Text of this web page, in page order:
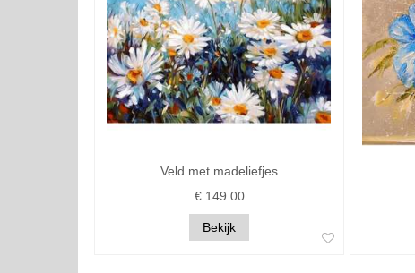
Veld met madeliefjes
€ 149.00
Bekijk